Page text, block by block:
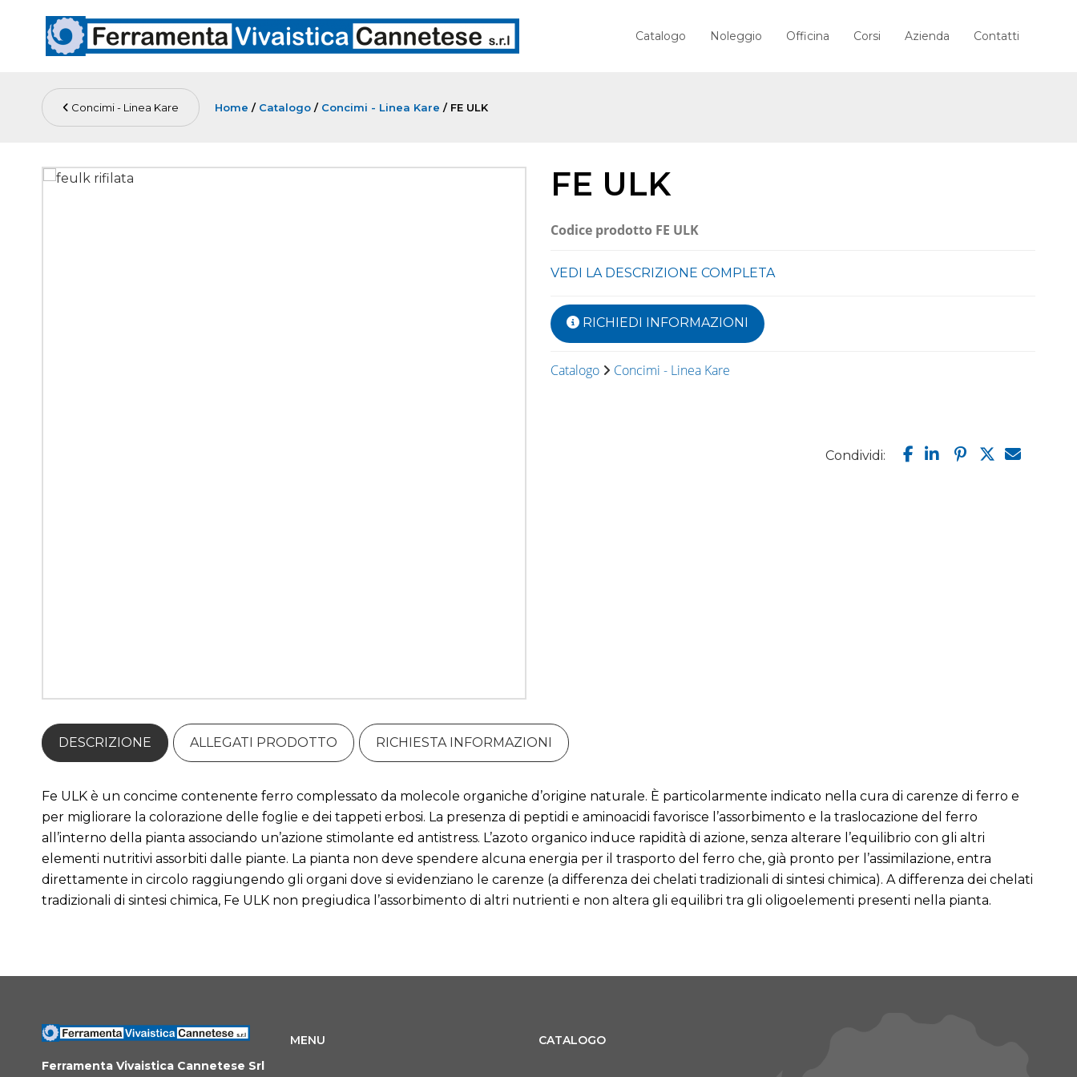
Catalogo Noleggio Officina Corsi Azienda Contatti
Concimi - Linea Kare Home / Catalogo / Concimi - Linea Kare / FE ULK
FE ULK
Codice prodotto FE ULK
VEDI LA DESCRIZIONE COMPLETA
RICHIEDI INFORMAZIONI
Catalogo Concimi - Linea Kare
Condividi:
DESCRIZIONE ALLEGATI PRODOTTO RICHIESTA INFORMAZIONI
Fe ULK è un concime contenente ferro complessato da molecole organiche d’origine naturale. È particolarmente indicato nella cura di carenze di ferro e
per migliorare la colorazione delle foglie e dei tappeti erbosi. La presenza di peptidi e aminoacidi favorisce l’assorbimento e la traslocazione del ferro
all’interno della pianta associando un’azione stimolante ed antistress. L’azoto organico induce rapidità di azione, senza alterare l’equilibrio con gli altri
elementi nutritivi assorbiti dalle piante. La pianta non deve spendere alcuna energia per il trasporto del ferro che, già pronto per l’assimilazione, entra
direttamente in circolo raggiungendo gli organi dove si evidenziano le carenze (a differenza dei chelati tradizionali di sintesi chimica). A differenza dei chelati
tradizionali di sintesi chimica, Fe ULK non pregiudica l’assorbimento di altri nutrienti e non altera gli equilibri tra gli oligoelementi presenti nella pianta.
Ferramenta Vivaistica Cannetese Srl
MENU CATALOGO